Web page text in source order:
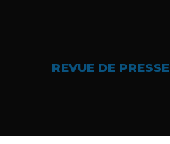
REVUE DE PRESSE